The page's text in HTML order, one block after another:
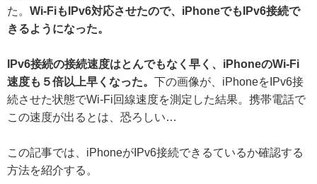
た。 Wi-FiもIPv6対応させたので、iPhoneでもIPv6接続で
きるようになった。
IPv6接続の接続速度はとんでもなく早く、iPhoneのWi-Fi
速度も５倍以上早くなった。 下の画像が、iPhoneをIPv6接
続させた状態でWi-Fi回線速度を測定した結果。携帯電話で
この速度が出るとは、恐ろしい…
この記事では、iPhoneがIPv6接続できるているか確認する
方法を紹介する。